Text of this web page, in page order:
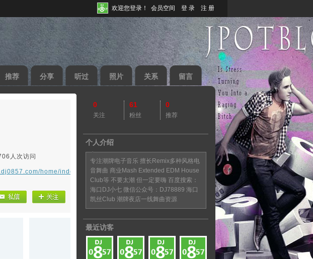
欢迎您登录！ 会员空间 登 录 注 册
推荐 分享 听过 照片 关系 留言
人次访问
home/index/a86221923
0
关注
61
粉丝
0
推荐
个人介绍
◆
◆
专注潮牌电子音乐 擅长Remix多种风格电
音舞曲 商业Mash Extended EDM House
Club等 不要太潮 但一定要嗨 百度搜索：
海口DJ小七 微信公众号：DJ78889 海口
凯丝Club 潮牌夜店一线舞曲资源
最近访客